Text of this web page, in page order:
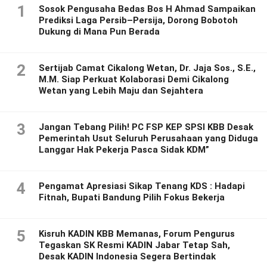
1
Sosok Pengusaha Bedas Bos H Ahmad Sampaikan
Prediksi Laga Persib–Persija, Dorong Bobotoh
Dukung di Mana Pun Berada
2
Sertijab Camat Cikalong Wetan, Dr. Jaja Sos., S.E.,
M.M. Siap Perkuat Kolaborasi Demi Cikalong
Wetan yang Lebih Maju dan Sejahtera
3
Jangan Tebang Pilih! PC FSP KEP SPSI KBB Desak
Pemerintah Usut Seluruh Perusahaan yang Diduga
Langgar Hak Pekerja Pasca Sidak KDM”
4
Pengamat Apresiasi Sikap Tenang KDS : Hadapi
Fitnah, Bupati Bandung Pilih Fokus Bekerja
5
Kisruh KADIN KBB Memanas, Forum Pengurus
Tegaskan SK Resmi KADIN Jabar Tetap Sah,
Desak KADIN Indonesia Segera Bertindak